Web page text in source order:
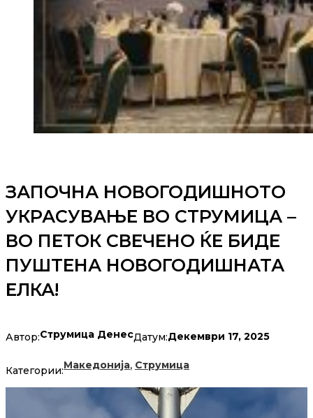
ЗАПОЧНА НОВОГОДИШНОТО
УКРАСУВАЊЕ ВО СТРУМИЦА –
ВО ПЕТОК СВЕЧЕНО ЌЕ БИДЕ
ПУШТЕНА НОВОГОДИШНАТА
ЕЛКА!
Автор:Струмица ДенесДатум:Декември 17, 2025
Категории:Македонија, Струмица